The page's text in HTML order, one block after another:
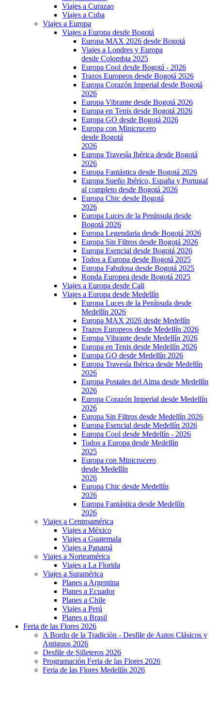
Viajes a Curazao
Viajes a Cuba
Viajes a Europa
Viajes a Europa desde Bogotá
Europa MAX 2026 desde Bogotá
Viajes a Londres y Europa
desde Colombia 2025
Europa Cool desde Bogotá - 2026
Trazos Europeos desde Bogotá 2026
Europa Corazón Imperial desde Bogotá
2026
Europa Vibrante desde Bogotá 2026
Europa en Tenis desde Bogotá 2026
Europa GO desde Bogotá 2026
Europa con Minicrucero
desde Bogotá
2026
Europa Travesía Ibérica desde Bogotá
2026
Europa Fantástica desde Bogotá 2026
Europa Sueño Ibérico, España y Portugal
al completo desde Bogotá 2026
Europa Chic desde Bogotá
2026
Europa Luces de la Península desde
Bogotá 2026
Europa Legendaria desde Bogotá 2026
Europa Sin Filtros desde Bogotá 2026
Europa Esencial desde Bogotá 2026
Todos a Europa desde Bogotá 2025
Europa Fabulosa desde Bogotá 2025
Ronda Europea desde Bogotá 2025
Viajes a Europa desde Cali
Viajes a Europa desde Medellín
Europa Luces de la Península desde
Medellín 2026
Europa MAX 2026 desde Medellín
Trazos Europeos desde Medellín 2026
Europa Vibrante desde Medellín 2026
Europa en Tenis desde Medellín 2026
Europa GO desde Medellín 2026
Europa Travesía Ibérica desde Medellín
2026
Europa Postales del Alma desde Medellín
2026
Europa Corazón Imperial desde Medellín
2026
Europa Sin Filtros desde Medellín 2026
Europa Esencial desde Medellín 2026
Europa Cool desde Medellín - 2026
Todos a Europa desde Medellín
2025
Europa con Minicrucero
desde Medellín
2026
Europa Chic desde Medellín
2026
Europa Fantástica desde Medellín
2026
Viajes a Centroamérica
Viajes a México
Viajes a Guatemala
Viajes a Panamá
Viajes a Norteamérica
Viajes a La Florida
Viajes a Suramérica
Planes a Argentina
Planes a Ecuador
Planes a Chile
Viajes a Perú
Planes a Brasil
Feria de las Flores 2026
A Bordo de la Tradición - Desfile de Autos Clásicos y
Antiguos 2026
Desfile de Silleteros 2026
Programación Feria de las Flores 2026
Feria de las Flores Medellín 2026